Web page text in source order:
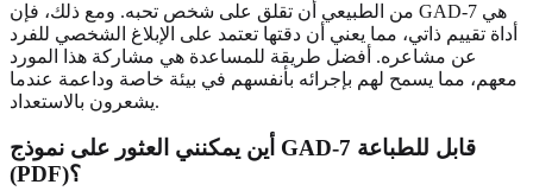
من الطبيعي أن تقلق على شخص تحبه. ومع ذلك، فإن GAD-7 هي
أداة تقييم ذاتي، مما يعني أن دقتها تعتمد على الإبلاغ الشخصي للفرد
عن مشاعره. أفضل طريقة للمساعدة هي مشاركة هذا المورد
معهم، مما يسمح لهم بإجرائه بأنفسهم في بيئة خاصة وداعمة عندما
يشعرون بالاستعداد.
أين يمكنني العثور على نموذج GAD-7 قابل للطباعة
(PDF)؟